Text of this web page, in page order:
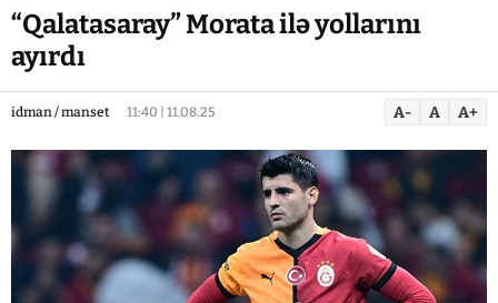
“Qalatasaray” Morata ilə yollarını
ayırdı
idman / manset 11:40 | 11.08.25 A- A A+